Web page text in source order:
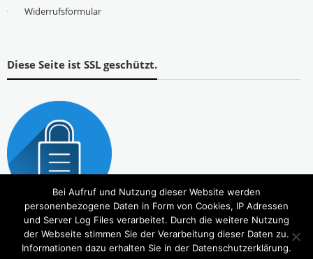
Widerrufsformular
Diese Seite ist SSL geschützt.
Bei Aufruf und Nutzung dieser Website werden
personenbezogene Daten in Form von Cookies, IP Adressen
und Server Log Files verarbeitet. Durch die weitere Nutzung
der Webseite stimmen Sie der Verarbeitung dieser Daten zu.
Informationen dazu erhalten Sie in der Datenschutzerklärung.